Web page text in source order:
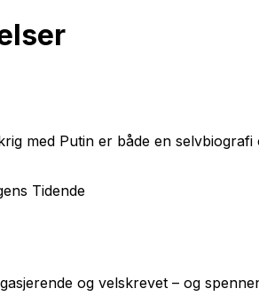
med Putin er både en
Tidende
og velskrevet – og